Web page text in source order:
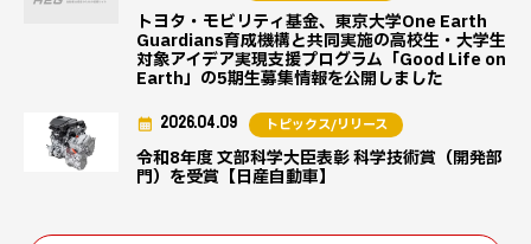
トヨタ・モビリティ基金、東京大学One Earth
Guardians育成機構と共同実施の高校生・大学生
対象アイデア実現支援プログラム「Good Life on
Earth」の5期生募集情報を公開しました
令和8年度 文部科学大臣表彰 科学技術賞（開発部
門）を受賞【日産自動車】
2026.04.09 トピックス/リリース